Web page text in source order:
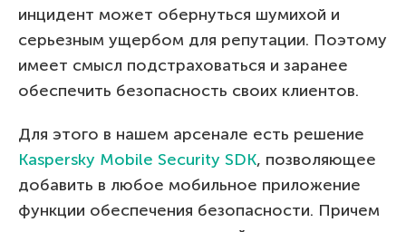
инцидент может обернуться шумихой и
серьезным ущербом для репутации. Поэтому
имеет смысл подстраховаться и заранее
обеспечить безопасность своих клиентов.
Для этого в нашем арсенале есть решение
Kaspersky Mobile Security SDK, позволяющее
добавить в любое мобильное приложение
функции обеспечения безопасности. Причем